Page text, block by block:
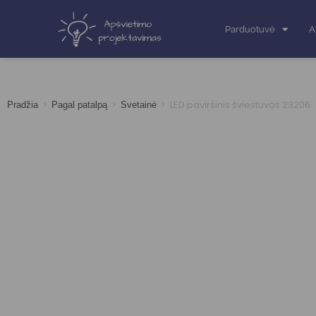
Parduotuvė
Pradžia > Pagal patalpą > Svetainė > LED paviršinis šviestuvas 23206